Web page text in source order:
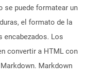
se puede formatear un
el formato de la
encabezados. Los
convertir a HTML con
Markdown